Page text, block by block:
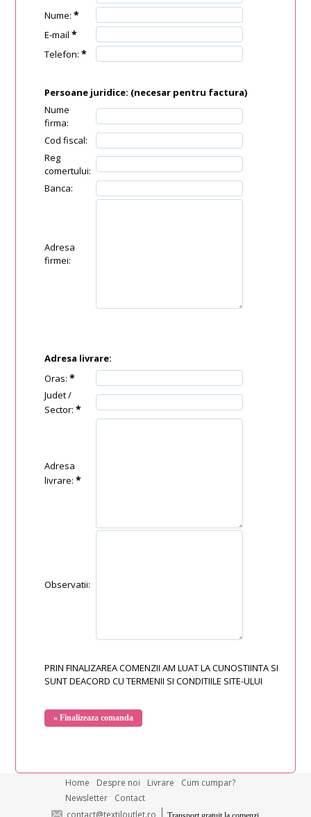
Nume:*
E-mail*
Telefon:*
Persoane juridice: (necesar pentru factura)
Nume
firma:
Cod fiscal:
Reg
comertului:
Banca:
Adresa
firmei:
Adresa livrare:
Oras:*
Judet /
Sector:*
Adresa
livrare:*
Observatii:
PRIN FINALIZAREA COMENZII AM LUAT LA CUNOSTIINTA SI
SUNT DEACORD CU TERMENII SI CONDITIILE SITE-ULUI
Home Despre noi Livrare
Cum cumpar?
Newsletter
Contact
contact@textiloutlet.ro